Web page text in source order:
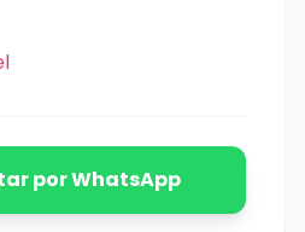
por WhatsApp